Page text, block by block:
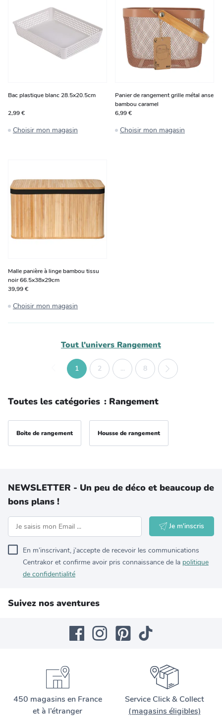
Bac plastique blanc 28.5x20.5cm
2,99 €
Choisir mon magasin
Panier de rangement grille métal anse
bambou caramel
6,99 €
Choisir mon magasin
Malle panière à linge bambou tissu
noir 66.5x38x29cm
39,99 €
Choisir mon magasin
Tout l'univers Rangement
1 2 ... 8
Toutes les catégories : Rangement
Boite de rangement Housse de rangement
NEWSLETTER - Un peu de déco et beaucoup de
bons plans !
Je m'inscris
En m’inscrivant, j’accepte de recevoir les communications
Centrakor et confirme avoir pris connaissance de la politique
de confidentialité
Suivez nos aventures
450 magasins en France
et à l’étranger
Service Click & Collect
(magasins éligibles)